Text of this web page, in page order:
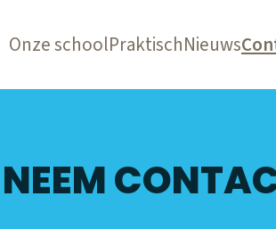
Onze schoolPraktischNieuws
NEEM